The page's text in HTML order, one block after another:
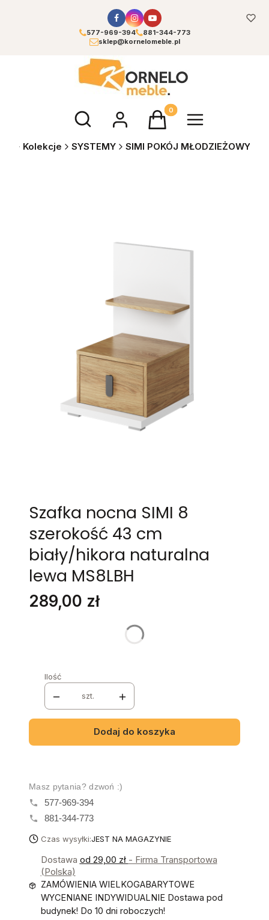
577-969-394
881-344-773
sklep@kornelomeble.pl
Otwórz wyszukiwarkęProdukty w koszyku: 0.
Kolekcje SYSTEMY SIMI POKÓJ MŁODZIEŻOWY
Szafka nocna SIMI 8
szerokość 43 cm
biały/hikora naturalna
lewa MS8LBH
Cena
289,00 zł
Stwórz swój wymarzony mebel
Poszczególne warianty mogą różnić się ceną
Ilość
szt.
Dodaj do koszyka
Masz pytania? dzwoń :)
577-969-394
881-344-773
Czas wysyłki:JEST NA MAGAZYNIE
Dostawa od 29,00 zł - Firma Transportowa
(Polska)
ZAMÓWIENIA WIELKOGABARYTOWE
WYCENIANE INDYWIDUALNIE Dostawa pod
budynek! Do 10 dni roboczych!